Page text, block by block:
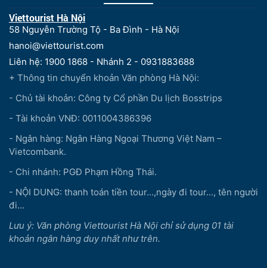
Viettourist Hà Nội
58 Nguyễn Trường Tộ - Ba Đình - Hà Nội
hanoi@viettourist.com
Liên hệ: 1900 1868 - Nhánh 2 - 0931883688
+ Thông tin chuyển khoản Văn phòng Hà Nội:
- Chủ tài khoản: Công ty Cổ phần Du lịch Bosstrips
- Tài khoản VNĐ: 0011004386396
- Ngân hàng: Ngân Hàng Ngoại Thương Việt Nam –
Vietcombank.
- Chi nhánh: PGĐ Phạm Hồng Thái.
- NỘI DUNG: thanh toán tiền tour...,ngày đi tour..., tên người
đi...
Lưu ý: Văn phòng Viettourist Hà Nội chỉ sử dụng 01 tài
khoản ngân hàng duy nhất như trên.